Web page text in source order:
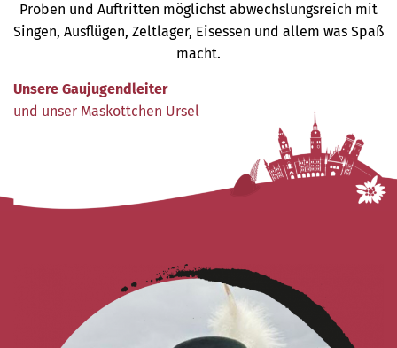
Proben und Auftritten möglichst abwechslungsreich mit
Singen, Ausflügen, Zeltlager, Eisessen und allem was Spaß
macht.
Unsere Gaujugendleiter
und unser Maskottchen Ursel